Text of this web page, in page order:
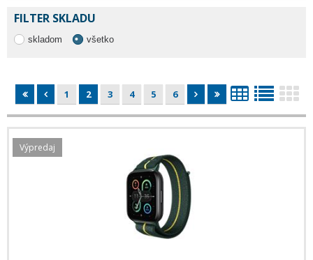
FILTER SKLADU
skladom všetko
1 2 3 4 5 6
Výpredaj